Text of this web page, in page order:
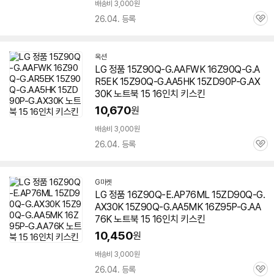
배송비 3,000원
26.04. 등록
관
옥션
LG 정품 15Z90Q-G.AAFWK 16Z90Q-G.A
R5EK 15Z90Q-G.AA5HK 15ZD90P-G.AX
30K 노트북 15 16인치 키스킨
10,670원
배송비 3,000원
26.04. 등록
관
G마켓
LG 정품 16Z90Q-E.AP76ML 15ZD90Q-G.
AX30K 15Z90Q-G.AA5MK 16Z95P-G.AA
76K 노트북 15 16인치 키스킨
10,450원
배송비 3,000원
26.04. 등록
관